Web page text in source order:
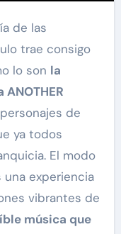
de las
trae consigo
lo son la
de
ya todos
El modo
una experiencia
vibrantes de
música que